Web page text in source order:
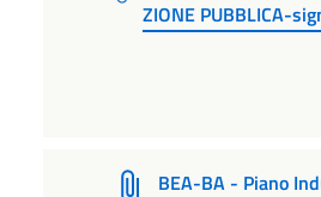
ZIONE PUBBLICA-
BEA-BA - Piano